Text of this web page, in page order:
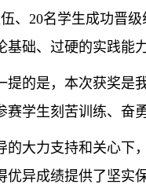
、20名学生成功晋
基础、过硬的实践能
提的是，本次获奖是
赛学生刻苦训练、奋
的大力支持和关心下，
优异成绩提供了坚实保